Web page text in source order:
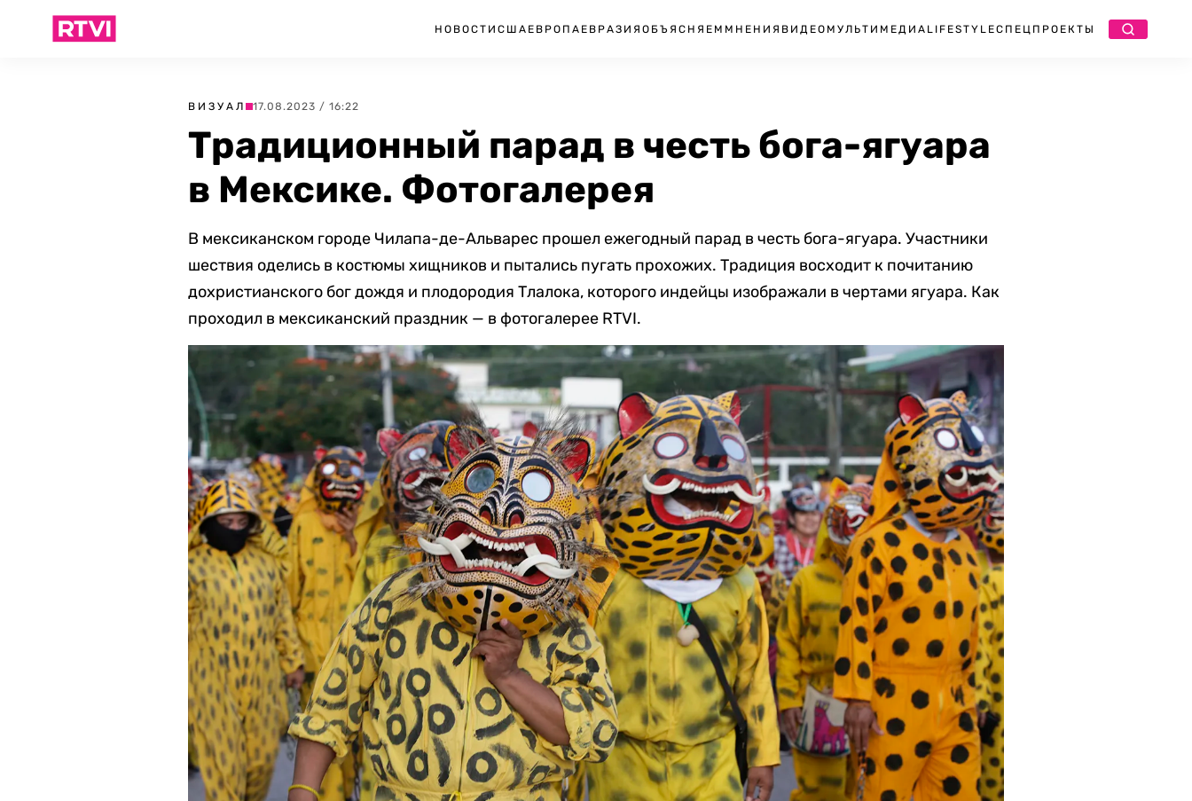
НОВОСТИ США ЕВРОПА ЕВРАЗИЯ ОБЪЯСНЯЕМ МНЕНИЯ ВИДЕО МУЛЬТИМЕДИА LIFESTYLEСПЕЦПРОЕКТЫ
ВИЗУАЛ 17.08.2023 / 16:22
Традиционный парад в честь бога-ягуара
в Мексике. Фотогалерея
В мексиканском городе Чилапа-де-Альварес прошел ежегодный парад в честь бога-ягуара. Участники
шествия оделись в костюмы хищников и пытались пугать прохожих. Традиция восходит к почитанию
дохристианского бог дождя и плодородия Тлалока, которого индейцы изображали в чертами ягуара. Как
проходил в мексиканский праздник — в фотогалерее RTVI.